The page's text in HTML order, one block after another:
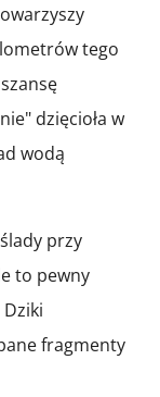
tego
dzięcioła w
wodą
przy
to pewny
fragmenty